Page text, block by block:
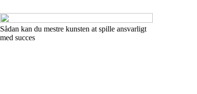
Sådan kan du mestre kunsten at spille ansvarligt
med succes